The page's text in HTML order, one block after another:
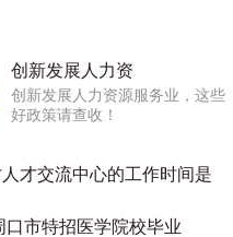
创新发展人力资
创新发展人力资源服务业，这些
好政策请查收！
才交流中心的工作时间是
口市特招医学院校毕业